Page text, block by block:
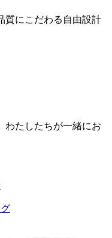
質にこだわる自由設計
わたしたちが一緒にお